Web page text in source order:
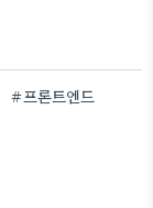
#프론트엔드